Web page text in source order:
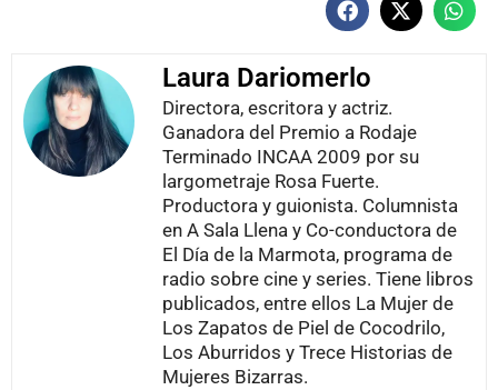
Laura Dariomerlo
Directora, escritora y actriz.
Ganadora del Premio a Rodaje
Terminado INCAA 2009 por su
largometraje Rosa Fuerte.
Productora y guionista. Columnista
en A Sala Llena y Co-conductora de
El Día de la Marmota, programa de
radio sobre cine y series. Tiene libros
publicados, entre ellos La Mujer de
Los Zapatos de Piel de Cocodrilo,
Los Aburridos y Trece Historias de
Mujeres Bizarras.